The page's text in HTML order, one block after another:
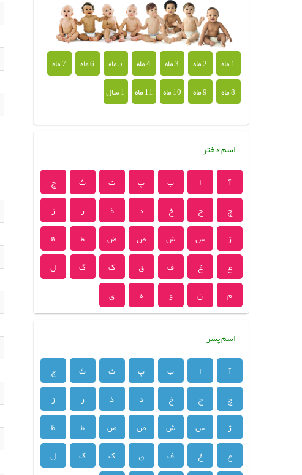
1 ماه 2 ماه 3 ماه 4 ماه 5 ماه 6 ماه
7 ماه
8 ماه
9 ماه 10 ماه 11 ماه 1 سال
اسم دختر
آ ا ب پ ت ث
ج
چ
ح خ د ذ ر
ز
ژ
س ش ص ض ط
ظ
ع
غ ف ق ک گ
ل
م
ن و ه ی
اسم پسر
آ ا ب پ ت ث
ج
چ
ح خ د ذ ر
ز
ژ
س ش ص ض ط
ظ
ع
غ ف ق ک گ
ل